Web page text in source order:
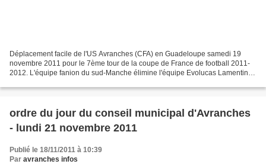
Déplacement facile de l'US Avranches (CFA) en Guadeloupe samedi 19
novembre 2011 pour le 7ème tour de la coupe de France de football 2011-
2012. L'équipe fanion du sud-Manche élimine l'équipe Evolucas Lamentin
ordre du jour du conseil municipal d'Avranches
- lundi 21 novembre 2011
Publié le 18/11/2011 à 10:39
Par avranches infos